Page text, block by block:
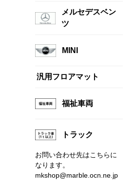
メルセデスベン
ツ
MINI
汎用フロアマット
福祉車両
トラック
お問い合わせ先はこちらに
なります。
mkshop@marble.ocn.ne.jp